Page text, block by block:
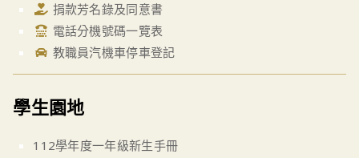
捐款芳名錄及同意書
電話分機號碼一覽表
教職員汽機車停車登記
學生園地
112學年度一年級新生手冊